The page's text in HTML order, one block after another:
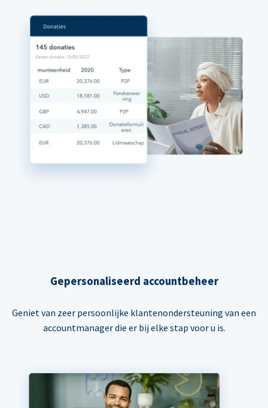
Gepersonaliseerd accountbeheer
Geniet van zeer persoonlijke klantenondersteuning van een
accountmanager die er bij elke stap voor u is.